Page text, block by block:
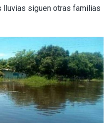
lluvias siguen otras familias